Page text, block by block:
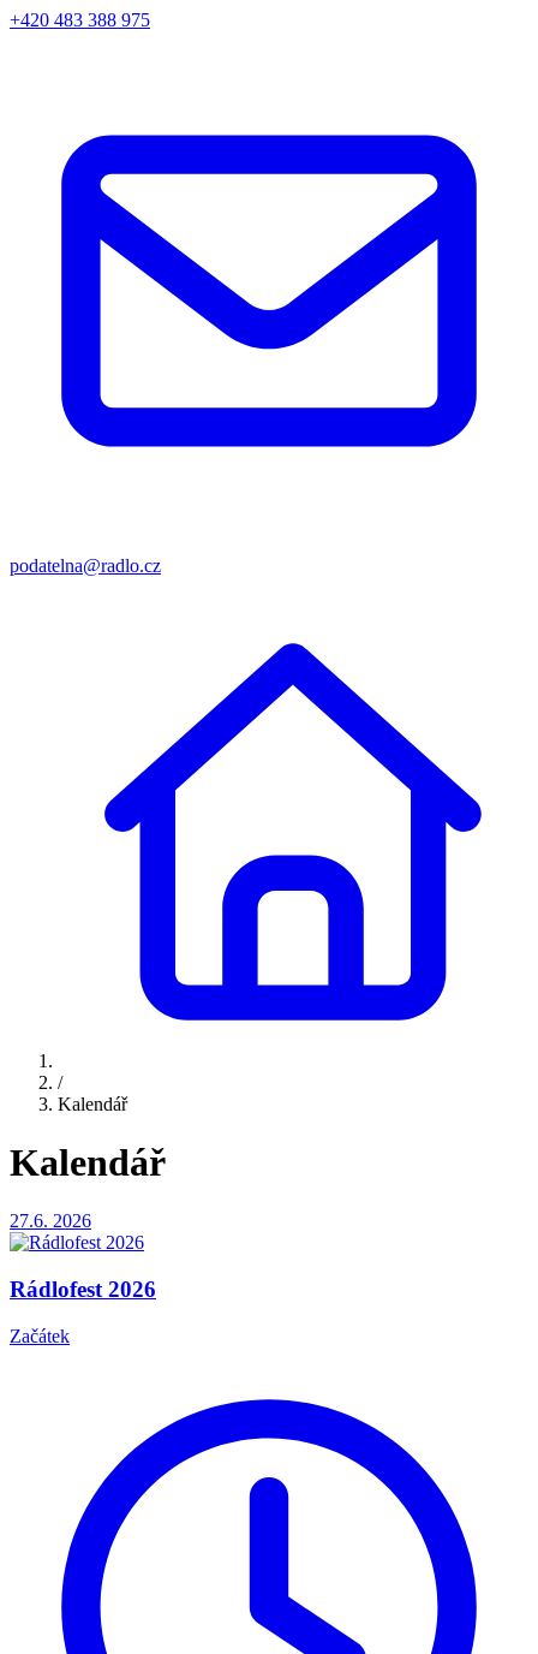
+420 483 388 975
podatelna@radlo.cz
/
Kalendář
Kalendář
27.6. 2026
Rádlofest 2026
Začátek